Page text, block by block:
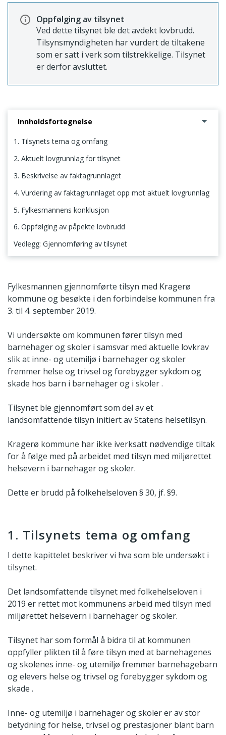
Oppfølging av tilsynet
Ved dette tilsynet ble det avdekt lovbrudd.
Tilsynsmyndigheten har vurdert de tiltakene
som er satt i verk som tilstrekkelige. Tilsynet
er derfor avsluttet.
Innholdsfortegnelse
1. Tilsynets tema og omfang
2. Aktuelt lovgrunnlag for tilsynet
3. Beskrivelse av faktagrunnlaget
4. Vurdering av faktagrunnlaget opp mot aktuelt lovgrunnlag
5. Fylkesmannens konklusjon
6. Oppfølging av påpekte lovbrudd
Vedlegg: Gjennomføring av tilsynet
Fylkesmannen gjennomførte tilsyn med Kragerø
kommune og besøkte i den forbindelse kommunen fra
3. til 4. september 2019.
Vi undersøkte om kommunen fører tilsyn med
barnehager og skoler i samsvar med aktuelle lovkrav
slik at inne- og utemiljø i barnehager og skoler
fremmer helse og trivsel og forebygger sykdom og
skade hos barn i barnehager og i skoler .
Tilsynet ble gjennomført som del av et
landsomfattende tilsyn initiert av Statens helsetilsyn.
Kragerø kommune har ikke iverksatt nødvendige tiltak
for å følge med på arbeidet med tilsyn med miljørettet
helsevern i barnehager og skoler.
Dette er brudd på folkehelseloven § 30, jf. §9.
1. Tilsynets tema og omfang
I dette kapittelet beskriver vi hva som ble undersøkt i
tilsynet.
Det landsomfattende tilsynet med folkehelseloven i
2019 er rettet mot kommunens arbeid med tilsyn med
miljørettet helsevern i barnehager og skoler.
Tilsynet har som formål å bidra til at kommunen
oppfyller plikten til å føre tilsyn med at barnehagenes
og skolenes inne- og utemiljø fremmer barnehagebarn
og elevers helse og trivsel og forebygger sykdom og
skade .
Inne- og utemiljø i barnehager og skoler er av stor
betydning for helse, trivsel og prestasjoner blant barn